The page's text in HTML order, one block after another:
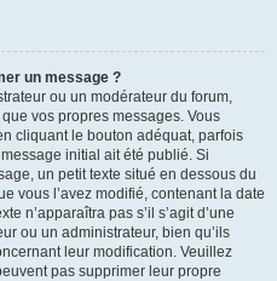
un message ?
ou un modérateur du forum,
vos propres messages. Vous
cliquant le bouton adéquat, parfois
initial ait été publié. Si
un petit texte situé en dessous du
vous l’avez modifié, contenant la date
n’apparaîtra pas s’il s’agit d’une
ou un administrateur, bien qu’ils
leur modification. Veuillez
pas supprimer leur propre